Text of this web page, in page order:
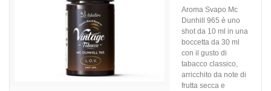
Vintage Tobacco -
Mini Shot 10ml
Aroma Svapo Mc
Dunhill 965 è uno
shot da 10 ml in una
boccetta da 30 ml
con il gusto di
tabacco classico,
arricchito da note di
frutta secca e